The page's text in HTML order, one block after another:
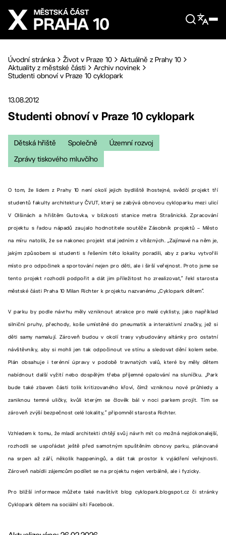
Přejít na hlavní obsah
Úvodní stránka Život v Praze 10
Aktuálně z Prahy 10
Aktuality z městské části
Archiv novinek
Studenti obnoví v Praze 10 cyklopark
13.08.2012
Studenti obnoví v Praze 10 cyklopark
Dětská hřiště Společně
Územní rozvoj
Zprávy tiskového mluvčího
O tom, že lidem z Prahy 10 není okolí jejich bydliště lhostejné, svědčí projekt tří
studentů fakulty architektury ČVUT, který se zabývá obnovou cykloparku mezi ulicí
V Olšinách a hřištěm Gutovka, v blízkosti stanice metra Strašnická. Zpracování
projektu s řadou nápadů zaujalo hodnotitele soutěže Zásobník projektů – Město
na míru natolik, že se nakonec projekt stal jedním z vítězných. „Zajímavé na něm je,
jakým způsobem si studenti s řešením této lokality poradili, aby z parku vytvořili
místo pro odpočinek a sportování nejen pro děti, ale i širší veřejnost. Proto jsme se
tento projekt rozhodli podpořit a dát jim příležitost ho zrealizovat,“ řekl starosta
městské části Praha 10 Milan Richter k projektu nazvanému „Cyklopark dětem“.
V parku by podle návrhu měly vzniknout atrakce pro malé cyklisty, jako například
silniční pruhy, přechody, koše umístěné do pneumatik a interaktivní značky, jež si
děti samy namalují. Zároveň budou v okolí trasy vybudovány altánky pro ostatní
návštěvníky, aby si mohli jen tak odpočinout ve stínu a sledovat dění kolem sebe.
Plán obsahuje i terénní úpravy v podobě travnatých valů, které by měly dětem
nabídnout další vyžití nebo dospělým třeba příjemné opalování na sluníčku. „Park
bude také zbaven části tolik kritizovaného křoví, čímž vzniknou nové průhledy a
zaniknou temné uličky, kvůli kterým se člověk bál v noci parkem projít. Tím se
zároveň zvýší bezpečnost celé lokality,“ připomněl starosta Richter.
Vzhledem k tomu, že mladí architekti chtějí svůj návrh mít co možná nejdokonalejší,
rozhodli se uspořádat ještě před samotným spuštěním obnovy parku, plánované
na srpen až září, několik happeningů, a dát tak prostor k vyjádření veřejnosti.
Zároveň nabídli zájemcům podílet se na projektu nejen verbálně, ale i fyzicky.
Pro bližší informace můžete také navštívit blog cyklopark.blogspot.cz či stránky
Cyklopark dětem na sociální síti Facebook.